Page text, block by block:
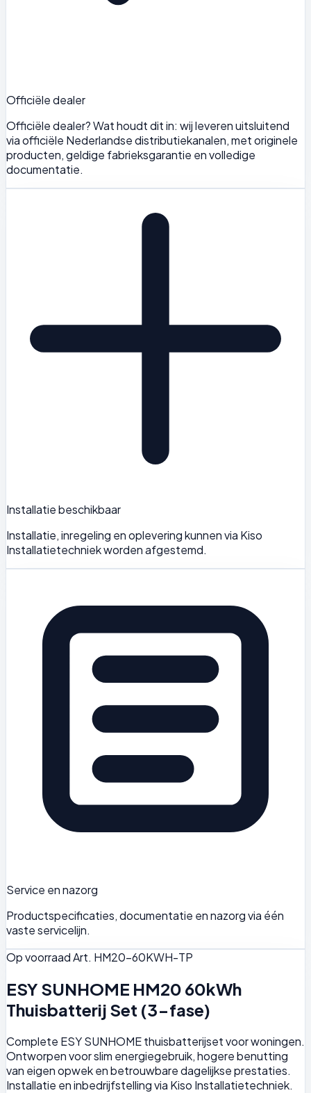
Officiële dealer
Officiële dealer? Wat houdt dit in: wij leveren uitsluitend
via officiële Nederlandse distributiekanalen, met originele
producten, geldige fabrieksgarantie en volledige
documentatie.
Installatie beschikbaar
Installatie, inregeling en oplevering kunnen via Kiso
Installatietechniek worden afgestemd.
Service en nazorg
Productspecificaties, documentatie en nazorg via één
vaste servicelijn.
Op voorraadArt. HM20-60KWH-TP
ESY SUNHOME HM20 60kWh
Thuisbatterij Set (3-fase)
Complete ESY SUNHOME thuisbatterijset voor woningen.
Ontworpen voor slim energiegebruik, hogere benutting
van eigen opwek en betrouwbare dagelijkse prestaties.
Installatie en inbedrijfstelling via Kiso Installatietechniek.